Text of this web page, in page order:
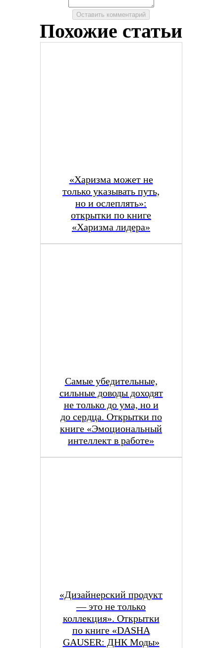
Похожие статьи
«Харизма может не
только указывать путь,
но и ослеплять»:
открытки по книге
«Харизма лидера»
Самые убедительные,
сильные доводы доходят
не только до ума, но и
до сердца. Открытки по
книге «Эмоциональный
интеллект в работе»
«Дизайнерский продукт
— это не только
коллекция». Открытки
по книге «DASHA
GAUSER: ДНК Моды»